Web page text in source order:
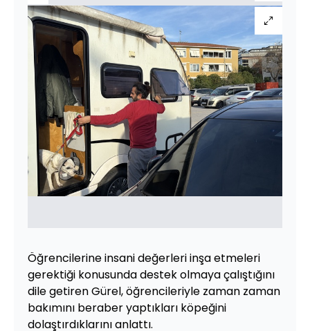
Öğrencilerine insani değerleri inşa etmeleri
gerektiği konusunda destek olmaya çalıştığını
dile getiren Gürel, öğrencileriyle zaman zaman
bakımını beraber yaptıkları köpeğini
dolaştırdıklarını anlattı.